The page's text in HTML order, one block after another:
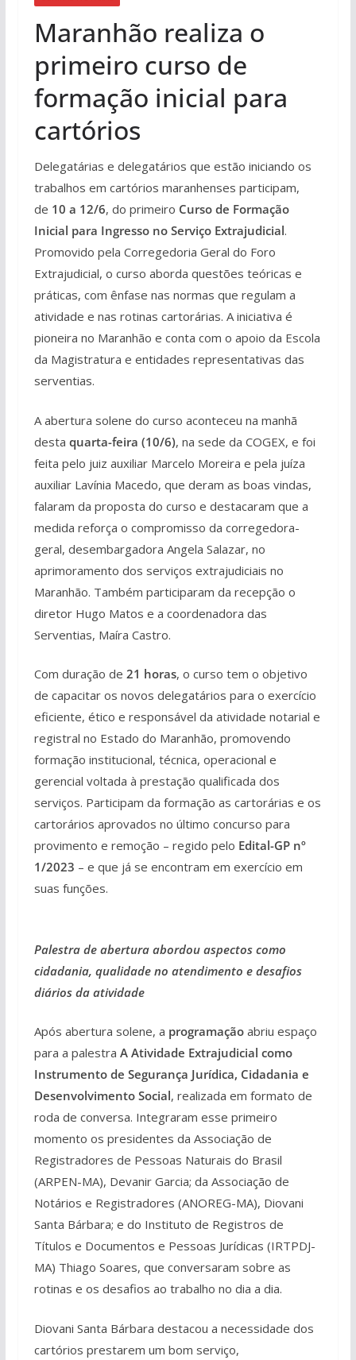
Maranhão realiza o
primeiro curso de
formação inicial para
cartórios
Delegatárias e delegatários que estão iniciando os
trabalhos em cartórios maranhenses participam,
de 10 a 12/6, do primeiro Curso de Formação
Inicial para Ingresso no Serviço Extrajudicial.
Promovido pela Corregedoria Geral do Foro
Extrajudicial, o curso aborda questões teóricas e
práticas, com ênfase nas normas que regulam a
atividade e nas rotinas cartorárias. A iniciativa é
pioneira no Maranhão e conta com o apoio da Escola
da Magistratura e entidades representativas das
serventias.
A abertura solene do curso aconteceu na manhã
desta quarta-feira (10/6), na sede da COGEX, e foi
feita pelo juiz auxiliar Marcelo Moreira e pela juíza
auxiliar Lavínia Macedo, que deram as boas vindas,
falaram da proposta do curso e destacaram que a
medida reforça o compromisso da corregedora-
geral, desembargadora Angela Salazar, no
aprimoramento dos serviços extrajudiciais no
Maranhão. Também participaram da recepção o
diretor Hugo Matos e a coordenadora das
Serventias, Maíra Castro.
Com duração de 21 horas, o curso tem o objetivo
de capacitar os novos delegatários para o exercício
eficiente, ético e responsável da atividade notarial e
registral no Estado do Maranhão, promovendo
formação institucional, técnica, operacional e
gerencial voltada à prestação qualificada dos
serviços. Participam da formação as cartorárias e os
cartorários aprovados no último concurso para
provimento e remoção – regido pelo Edital-GP nº
1/2023 – e que já se encontram em exercício em
suas funções.
Palestra de abertura abordou aspectos como
cidadania, qualidade no atendimento e desafios
diários da atividade
Após abertura solene, a programação abriu espaço
para a palestra A Atividade Extrajudicial como
Instrumento de Segurança Jurídica, Cidadania e
Desenvolvimento Social, realizada em formato de
roda de conversa. Integraram esse primeiro
momento os presidentes da Associação de
Registradores de Pessoas Naturais do Brasil
(ARPEN-MA), Devanir Garcia; da Associação de
Notários e Registradores (ANOREG-MA), Diovani
Santa Bárbara; e do Instituto de Registros de
Títulos e Documentos e Pessoas Jurídicas (IRTPDJ-
MA) Thiago Soares, que conversaram sobre as
rotinas e os desafios ao trabalho no dia a dia.
Diovani Santa Bárbara destacou a necessidade dos
cartórios prestarem um bom serviço,